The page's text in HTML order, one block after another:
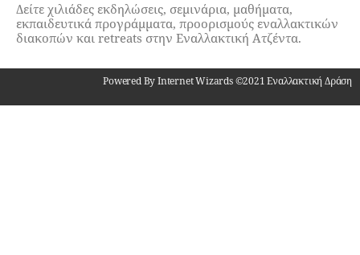
Δείτε χιλιάδες εκδηλώσεις, σεμινάρια, μαθήματα,
εκπαιδευτικά προγράμματα, προορισμούς εναλλακτικών
διακοπών και retreats στην Εναλλακτική Ατζέντα.
Powered By Internet Wizards ©2021 Εναλλακτική Δράση